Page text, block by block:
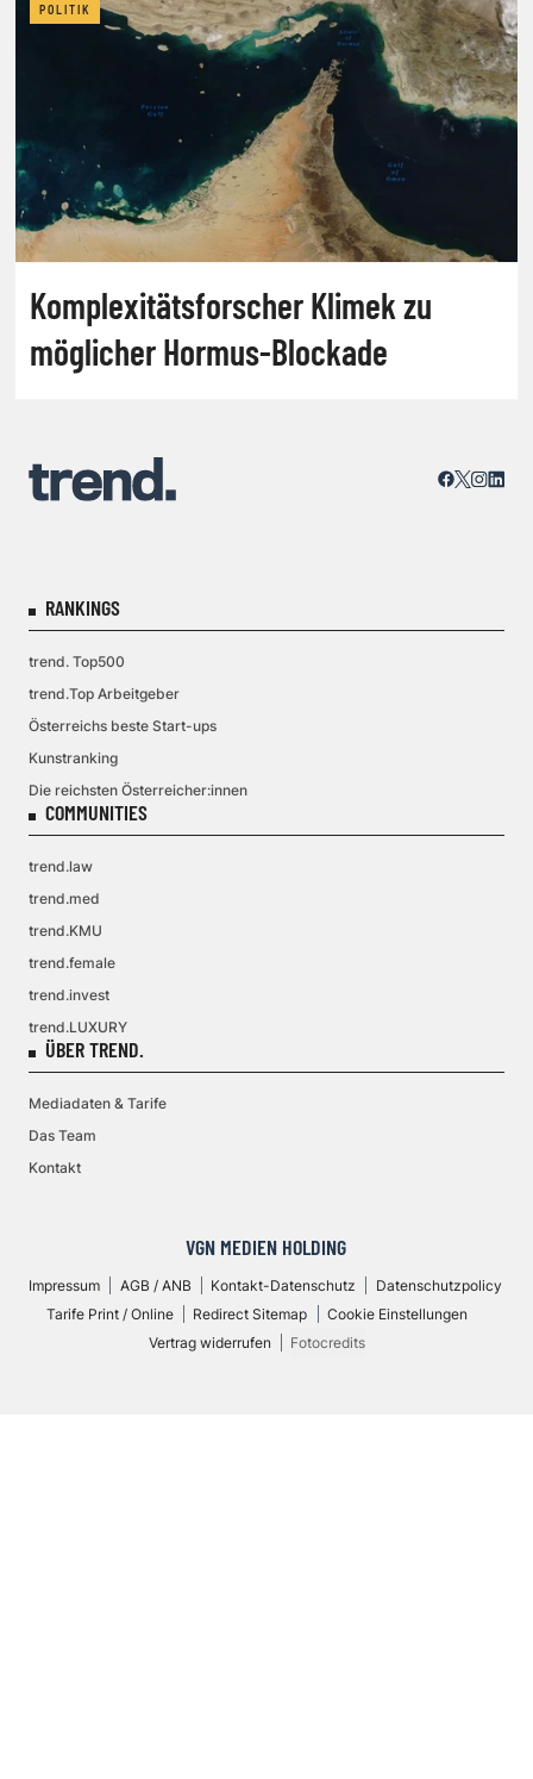
POLITIK
Komplexitätsforscher Klimek zu
möglicher Hormus-Blockade
RANKINGS
trend. Top500
trend.Top Arbeitgeber
Österreichs beste Start-ups
Kunstranking
Die reichsten Österreicher:innen
COMMUNITIES
trend.law
trend.med
trend.KMU
trend.female
trend.invest
trend.LUXURY
ÜBER TREND.
Mediadaten & Tarife
Das Team
Kontakt
VGN MEDIEN HOLDING
Impressum AGB / ANB Kontakt-Datenschutz
Datenschutzpolicy
Tarife Print / Online
Redirect Sitemap
Cookie Einstellungen
Vertrag widerrufen
Fotocredits